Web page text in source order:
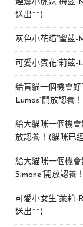
煙燻小虎妹“梅茲-
送出^^)
灰色小花貓“蜜茲-
可愛小賓花“莉茲-
給盲貓一個機會好
Lumos”開放認養
給大貓咪一個機會
放認養！(貓咪已
給大貓咪一個機會
Simone“開放認養！
可愛小女生“萊莉-
送出^^)